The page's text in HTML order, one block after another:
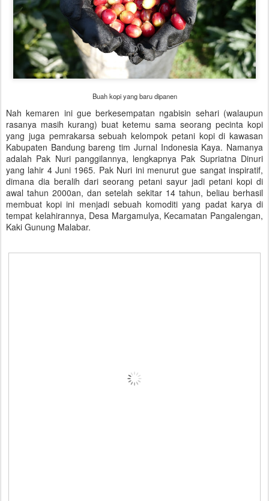
Buah kopi yang baru dipanen
Nah kemaren ini gue berkesempatan ngabisin sehari (walaupun
rasanya masih kurang) buat ketemu sama seorang pecinta kopi
yang juga pemrakarsa sebuah kelompok petani kopi di kawasan
Kabupaten Bandung bareng tim Jurnal Indonesia Kaya. Namanya
adalah Pak Nuri panggilannya, lengkapnya Pak Supriatna Dinuri
yang lahir 4 Juni 1965. Pak Nuri ini menurut gue sangat inspiratif,
dimana dia beralih dari seorang petani sayur jadi petani kopi di
awal tahun 2000an, dan setelah sekitar 14 tahun, beliau berhasil
membuat kopi ini menjadi sebuah komoditi yang padat karya di
tempat kelahirannya, Desa Margamulya, Kecamatan Pangalengan,
Kaki Gunung Malabar.